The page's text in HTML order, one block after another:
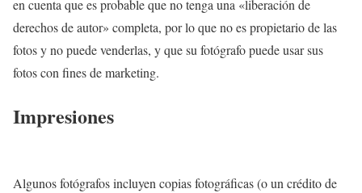
en cuenta que es probable que no tenga una «liberación de
derechos de autor» completa, por lo que no es propietario de las
fotos y no puede venderlas, y que su fotógrafo puede usar sus
fotos con fines de marketing.
Impresiones
Algunos fotógrafos incluyen copias fotográficas (o un crédito de